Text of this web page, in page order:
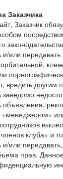
Заказчика
Заказчик
или
вредить
«менеджером»
клуба» и
или
прав.